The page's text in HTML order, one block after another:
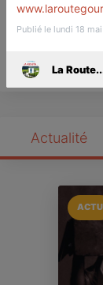
Actualité
ACTU
Publié le lundi 18
La